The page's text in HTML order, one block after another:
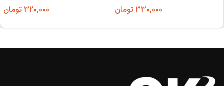
330,000تومان 320,000تومان